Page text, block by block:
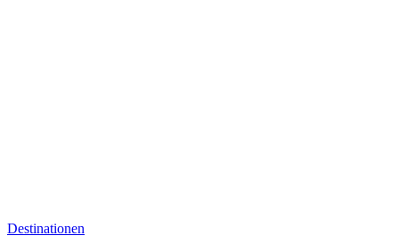
Destinationen